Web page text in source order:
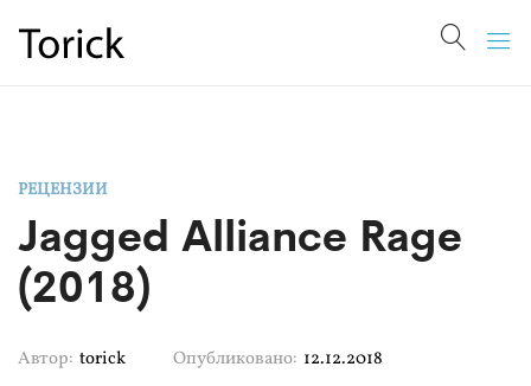
РЕЦЕНЗИИ
Jagged Alliance Rage
(2018)
Автор: torick Опубликовано: 12.12.2018